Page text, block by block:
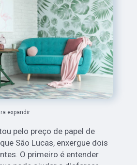
expandir
pelo preço de papel de
São Lucas, enxergue dois
O primeiro é entender